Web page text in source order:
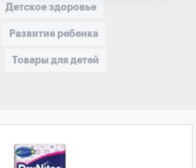
Детское здоровье
Развитие ребенка
Товары для детей